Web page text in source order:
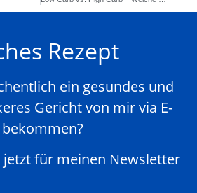
Rezept
ein gesundes und
Gericht von mir via E-
für meinen Newsletter